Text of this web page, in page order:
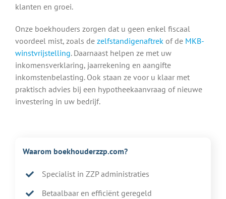
klanten en groei.
Onze boekhouders zorgen dat u geen enkel fiscaal
voordeel mist, zoals de zelfstandigenaftrek of de MKB-
winstvrijstelling. Daarnaast helpen ze met uw
inkomensverklaring, jaarrekening en aangifte
inkomstenbelasting. Ook staan ze voor u klaar met
praktisch advies bij een hypotheekaanvraag of nieuwe
investering in uw bedrijf.
Waarom boekhouderzzp.com?
Specialist in ZZP administraties
Betaalbaar en efficiënt geregeld